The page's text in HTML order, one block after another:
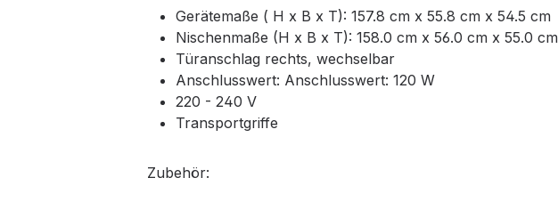
Gerätemaße ( H x B x T): 157.8 cm x 55.8 cm x 54.5 cm
Nischenmaße (H x B x T): 158.0 cm x 56.0 cm x 55.0 cm
Türanschlag rechts, wechselbar
Anschlusswert: Anschlusswert: 120 W
220 - 240 V
Transportgriffe
Zubehör: